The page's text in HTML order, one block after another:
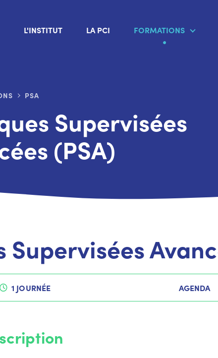
L'INSTITUT LA PCI FORMATIONS
Supervisées
(PSA)
PSA
Supervisées
1 JOURNÉE AGENDA